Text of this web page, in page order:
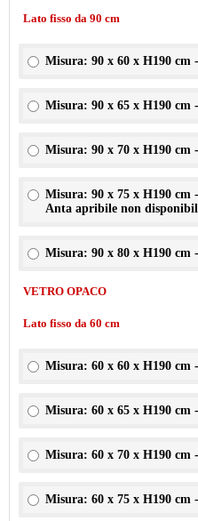
Lato fisso da 90 cm
Misura: 90 x 60 x H190 cm
Misura: 90 x 65 x H190 cm
Misura: 90 x 70 x H190 cm
Misura: 90 x 75 x H190 cm
Anta apribile non
Misura: 90 x 80 x H190 cm
VETRO OPACO
Lato fisso da 60 cm
Misura: 60 x 60 x H190 cm
Misura: 60 x 65 x H190 cm
Misura: 60 x 70 x H190 cm
Misura: 60 x 75 x H190 cm